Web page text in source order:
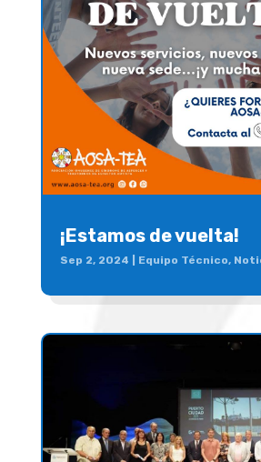
¡Estamos de vuelta!
Sep 2, 2024 Equipo Técnico,